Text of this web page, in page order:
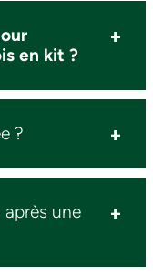
en kit ?
?
une